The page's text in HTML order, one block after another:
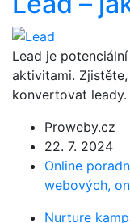
Lead je
aktivitami.
konvertovat leady.
Proweby.cz
22. 7. 2024
Online
webových,
Nurture